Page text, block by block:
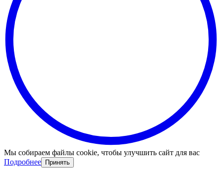
Мы собираем файлы cookie, чтобы улучшить сайт для вас
Подробнее Принять